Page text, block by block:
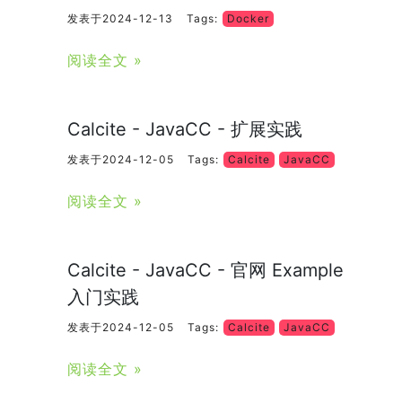
发表于2024-12-13 Tags: Docker
阅读全文 »
Calcite - JavaCC - 扩展实践
发表于2024-12-05 Tags: Calcite JavaCC
阅读全文 »
Calcite - JavaCC - 官网 Example
入门实践
发表于2024-12-05 Tags: Calcite JavaCC
阅读全文 »